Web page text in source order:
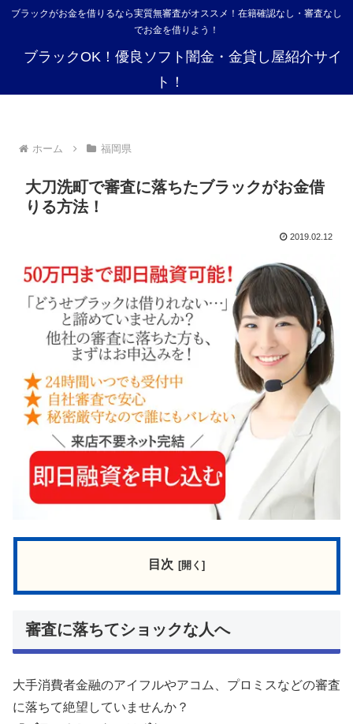
ブラックがお金を借りるなら実質無審査がオススメ！在籍確認なし・審査なし
でお金を借りよう！
ブラックOK！優良ソフト闇金・金貸し屋紹介サイ
ト！
ホーム 福岡県
大刀洗町で審査に落ちたブラックがお金借
りる方法！
2019.02.12
目次
審査に落ちてショックな人へ
大手消費者金融のアイフルやアコム、プロミスなどの審査
に落ちて絶望していませんか？